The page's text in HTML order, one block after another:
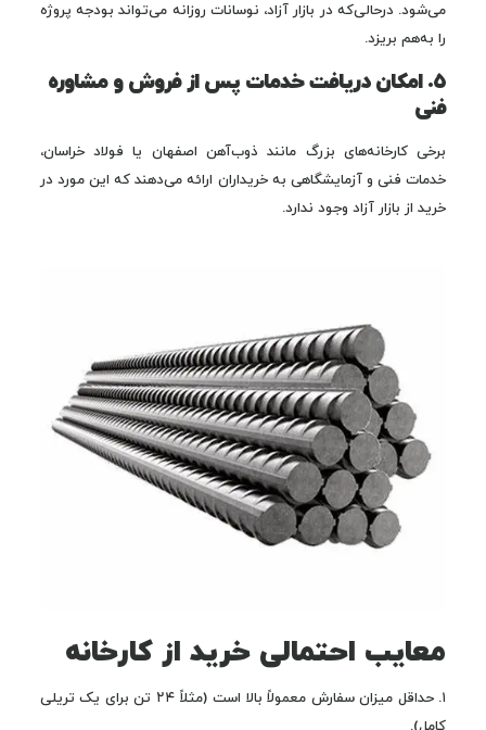
می‌شود. درحالی‌که در بازار آزاد، نوسانات روزانه می‌تواند بودجه پروژه
را به‌هم بریزد.
۵. امکان دریافت خدمات پس از فروش و مشاوره
فنی
برخی کارخانه‌های بزرگ مانند ذوب‌آهن اصفهان یا فولاد خراسان،
خدمات فنی و آزمایشگاهی به خریداران ارائه می‌دهند که این مورد در
خرید از بازار آزاد وجود ندارد.
معایب احتمالی خرید از کارخانه
۱. حداقل میزان سفارش معمولاً بالا است (مثلاً ۲۴ تن برای یک تریلی